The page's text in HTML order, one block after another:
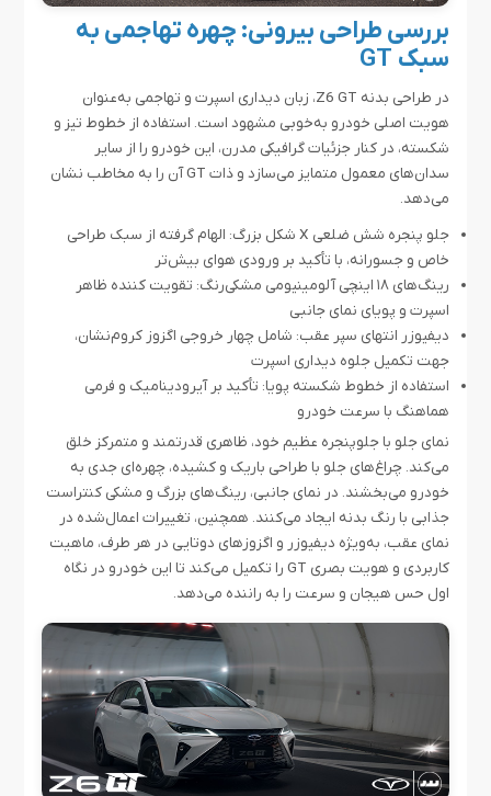
بررسی طراحی بیرونی: چهره تهاجمی به
سبک GT
در طراحی بدنه Z6 GT، زبان دیداری اسپرت و تهاجمی به‌عنوان
هویت اصلی خودرو به‌خوبی مشهود است. استفاده از خطوط تیز و
شکسته، در کنار جزئیات گرافیکی مدرن، این خودرو را از سایر
سدان‌های معمول متمایز می‌سازد و ذات GT آن را به مخاطب نشان
می‌دهد.
جلو پنجره شش ضلعی X شکل بزرگ: الهام گرفته از سبک طراحی
خاص و جسورانه، با تأکید بر ورودی هوای بیش‌تر
رینگ‌های ۱۸ اینچی آلومینیومی مشکی‌رنگ: تقویت کننده ظاهر
اسپرت و پویای نمای جانبی
دیفیوزر انتهای سپر عقب: شامل چهار خروجی اگزوز کروم‌نشان،
جهت تکمیل جلوه دیداری اسپرت
استفاده از خطوط شکسته پویا: تأکید بر آیرودینامیک و فرمی
هماهنگ با سرعت خودرو
نمای جلو با جلوپنجره عظیم خود، ظاهری قدرتمند و متمرکز خلق
می‌کند. چراغ‌های جلو با طراحی باریک و کشیده، چهره‌ای جدی به
خودرو می‌بخشند. در نمای جانبی، رینگ‌های بزرگ و مشکی کنتراست
جذابی با رنگ بدنه ایجاد می‌کنند. همچنین، تغییرات اعمال‌شده در
نمای عقب، به‌ویژه دیفیوزر و اگزوزهای دوتایی در هر طرف، ماهیت
کاربردی و هویت بصری GT را تکمیل می‌کند تا این خودرو در نگاه
اول حس هیجان و سرعت را به راننده می‌دهد.